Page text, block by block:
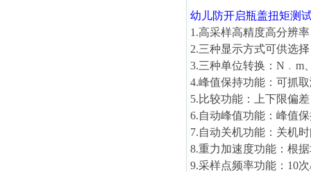
幼儿防开启瓶盖扭矩测
1.高采样高精度高分辨
2.三种显示方式可供选
3.三种单位转换：N﹒m
4.峰值保持功能：可抓
5.比较功能：上下限偏
6.自动峰值功能：峰值
7.自动关机功能：关机
8.重力加速度功能：根
9.采样点频率功能：10